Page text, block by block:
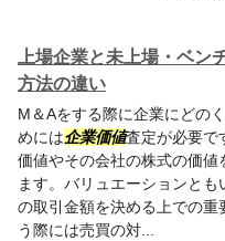
上場企業と未上場・ベン
方法の違い
M＆Aをする際に企業にどの
めには企業価値査定が必要で
価値やその会社の株式の価値
ます。バリュエーションとも
の取引金額を決める上での
う際には売買の対...